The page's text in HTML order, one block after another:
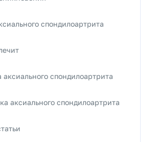
спондилоартрита
аксиального спондилоартрита
аксиального спондилоартрита